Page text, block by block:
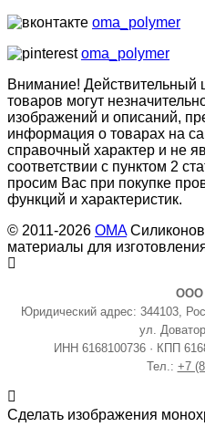
oma_polymer
oma_polymer
Внимание! Действительный
товаров могут
изображений и описаний,
информация о товарах на
справочный характер и не
соответствии с пунктом 2
просим Вас при покупке
функций и характеристик.
© 2011-2026 OMA
материалы для
ООО
Юридический адрес: 344103,
ул.
ИНН 6168100736 · КПП
Тел.: +7
Сделать изображения